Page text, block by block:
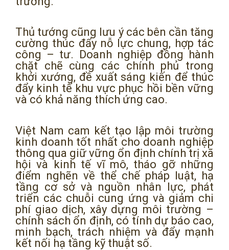
Thủ tướng cũng lưu ý các bên cần tăng
cường thúc đẩy nỗ lực chung, hợp tác
công – tư. Doanh nghiệp đồng hành
chặt chẽ cùng các chính phủ trong
khởi xướng, đề xuất sáng kiến để thúc
đẩy kinh tế khu vực phục hồi bền vững
và có khả năng thích ứng cao.
Việt Nam cam kết tạo lập môi trường
kinh doanh tốt nhất cho doanh nghiệp
thông qua giữ vững ổn định chính trị xã
hội và kinh tế vĩ mô, tháo gỡ những
điểm nghẽn về thể chế pháp luật, hạ
tầng cơ sở và nguồn nhân lực, phát
triển các chuỗi cung ứng và giảm chi
phí giao dịch, xây dựng môi trường –
chính sách ổn định, có tính dự báo cao,
minh bạch, trách nhiệm và đẩy mạnh
kết nối hạ tầng kỹ thuật số.